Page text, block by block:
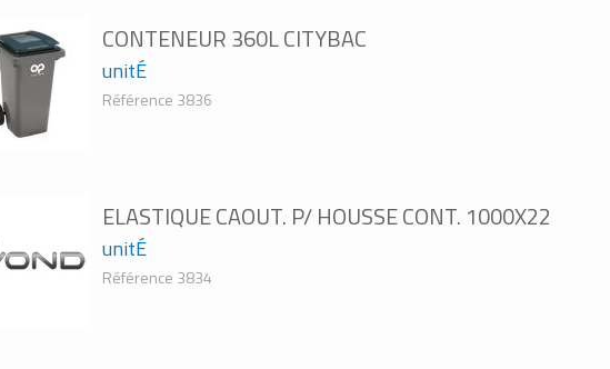
CONTENEUR 360L CITYBAC
unitÉ
Référence 3836
ELASTIQUE CAOUT. P/ HOUSSE CONT. 1000X22
unitÉ
Référence 3834